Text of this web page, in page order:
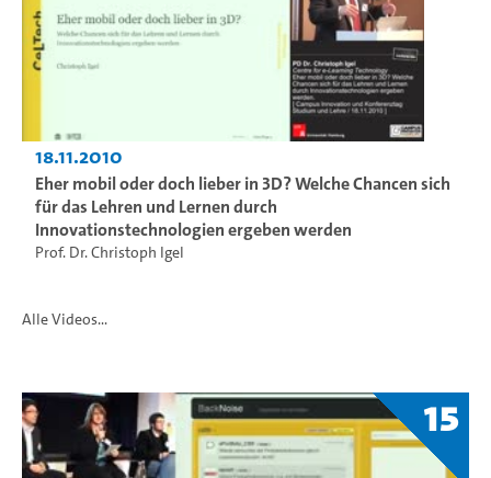
18.11.2010
Eher mobil oder doch lieber in 3D? Welche Chancen sich
für das Lehren und Lernen durch
Innovationstechnologien ergeben werden
Prof. Dr. Christoph Igel
Alle Videos...
15